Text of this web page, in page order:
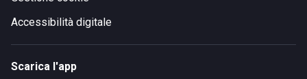
Accessibilità digitale
Scarica l'app